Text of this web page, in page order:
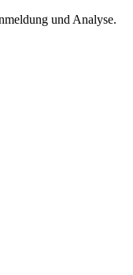
und Analyse.